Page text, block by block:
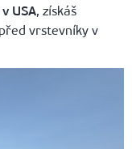
USA, získáš
vrstevníky v